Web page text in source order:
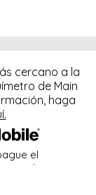
cercano a la
de Main
haga
el
con la